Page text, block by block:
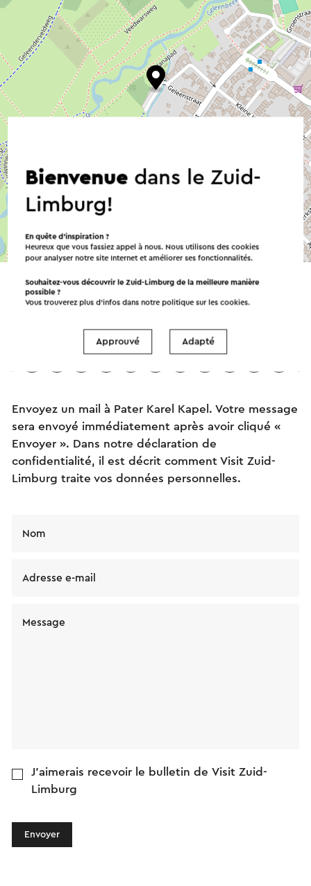
©OpenStreetMapcontributors
→ Planifier votre itinéraire
Envoyez un mail
Envoyez un mail à Pater Karel Kapel. Votre message
sera envoyé immédiatement après avoir cliqué «
Envoyer ». Dans notre déclaration de
confidentialité, il est décrit comment Visit Zuid-
Limburg traite vos données personnelles.
Nom
Adresse e-mail
Message
J'aimerais recevoir le bulletin de Visit Zuid-
Limburg
Envoyer
Bienvenuedans le Zuid-
Limburg!
En quête d’inspiration ?
Heureux que vous fassiez appel à nous. Nous utilisons des cookies
pour analyser notre site Internet et améliorer ses fonctionnalités.
Souhaitez-vous découvrir le Zuid-Limburg de la meilleure manière
possible ?
Vous trouverez plus d’infos dans notre politique sur lescookies.
Approuvé Adapté